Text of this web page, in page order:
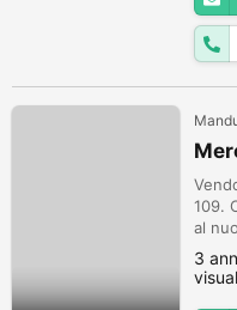
B-
109.
al
info
3